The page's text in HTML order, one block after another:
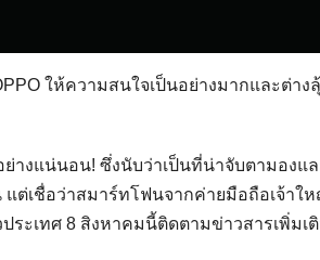
ให้ความสนใจเป็นอย่างมากและต่าง
ย่างแน่นอน! ซึ่งนับว่าเป็นที่น่าจับตามองแ
แต่เชื่อว่าสมาร์ทโฟนจากค่ายมือถือเจ้าใ
ะเทศ 8 สิงหาคมนี้ติดตามข่าวสารเพิ่มเ